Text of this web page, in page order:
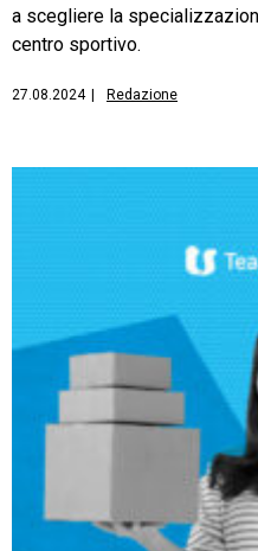
a scegliere la
centro sportivo.
27.08.2024 | Redazione